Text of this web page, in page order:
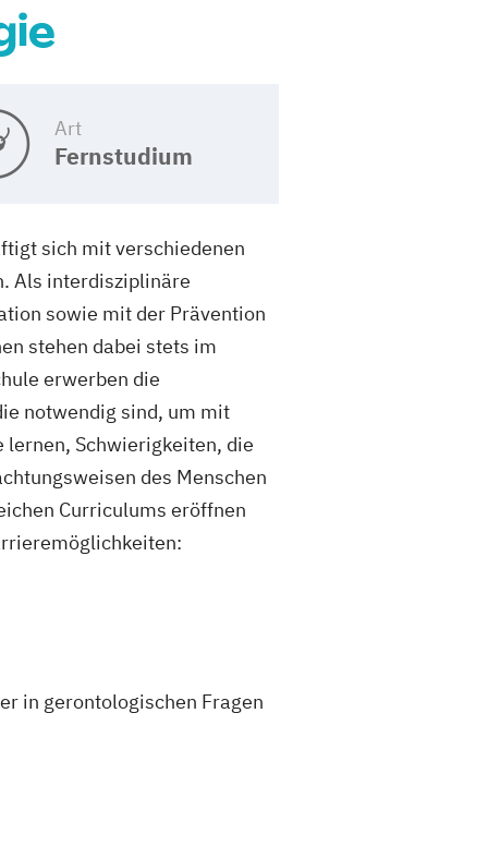
Art
Fernstudium
sich mit verschiedenen
Als interdisziplinäre
sowie mit der Prävention
stehen dabei stets im
erwerben die
notwendig sind, um mit
lernen, Schwierigkeiten, die
des Menschen
Curriculums eröffnen
in gerontologischen Fragen